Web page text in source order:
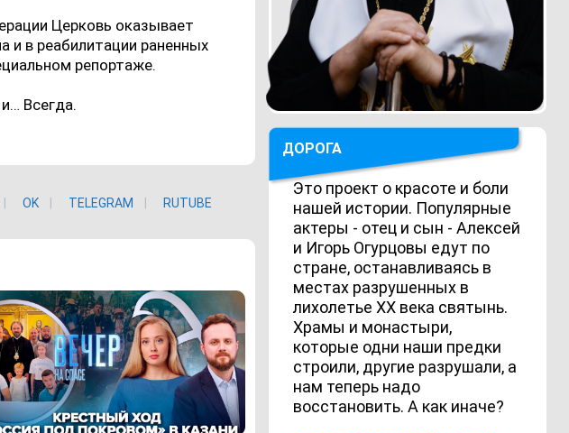
Церковь оказывает
и в реабилитации раненных
репортаже.
Всегда.
ОK TELEGRAM RUTUBE
ДОРОГА
Это проект о красоте и боли
нашей истории. Популярные
актеры - отец и сын - Алексей
и Игорь Огурцовы едут по
стране, останавливаясь в
местах разрушенных в
лихолетье ХХ века святынь.
Храмы и монастыри,
которые одни наши предки
строили, другие разрушали, а
нам теперь надо
восстановить. А как иначе?